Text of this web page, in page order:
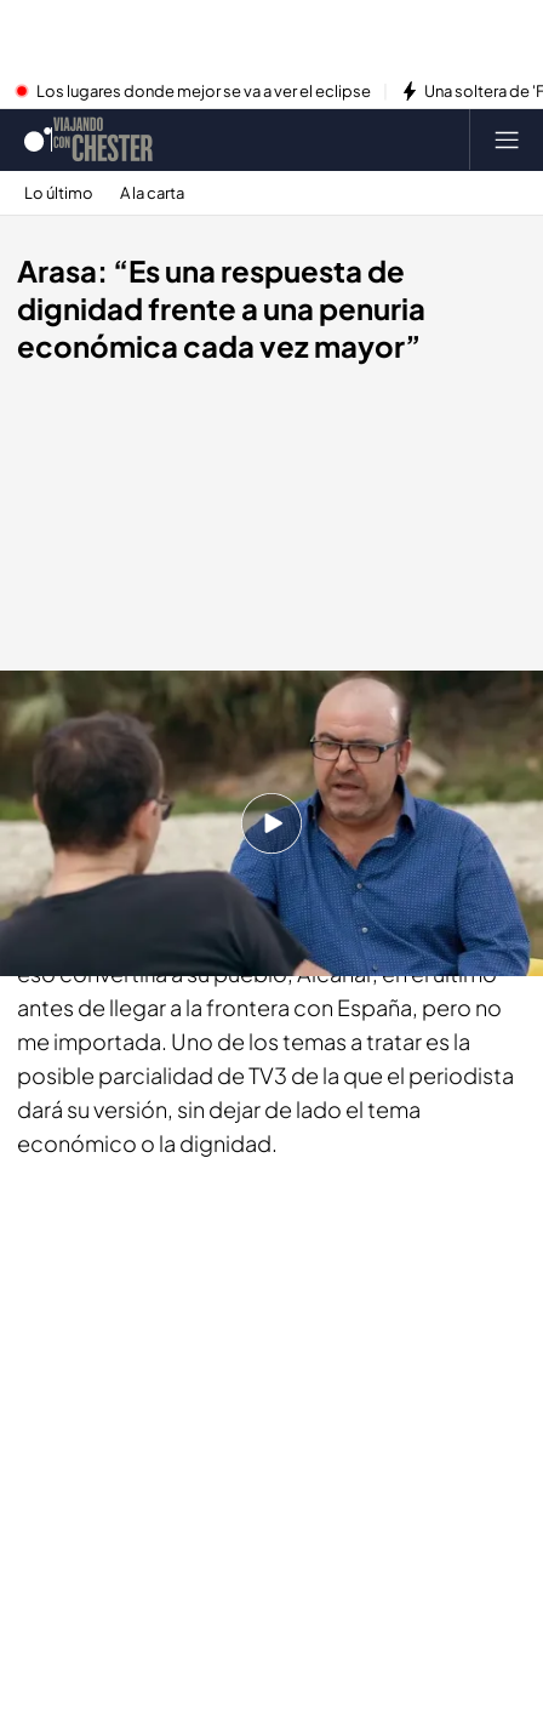
Los lugares donde mejor se va a ver el eclipse Una soltera de
Lo último A la carta
Arasa: “Es una respuesta de
dignidad frente a una penuria
económica cada vez mayor”
cuatro.com
09 NOV 2014 - 23:15h.
Compartir
Josep María Arasa, periodista de Tarragona, es
declaradamente independentista, a pesar de que
eso convertiría a su pueblo, Alcanar, en el último
antes de llegar a la frontera con España, pero no
me importada. Uno de los temas a tratar es la
posible parcialidad de TV3 de la que el periodista
dará su versión, sin dejar de lado el tema
económico o la dignidad.